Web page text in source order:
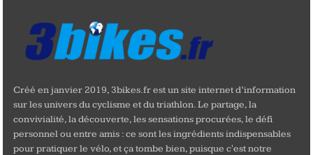
Créé en janvier 2019, 3bikes.fr est un site internet d’information
sur les univers du cyclisme et du triathlon. Le partage, la
convivialité, la découverte, les sensations procurées, le défi
personnel ou entre amis : ce sont les ingrédients indispensables
pour pratiquer le vélo, et ça tombe bien, puisque c'est notre